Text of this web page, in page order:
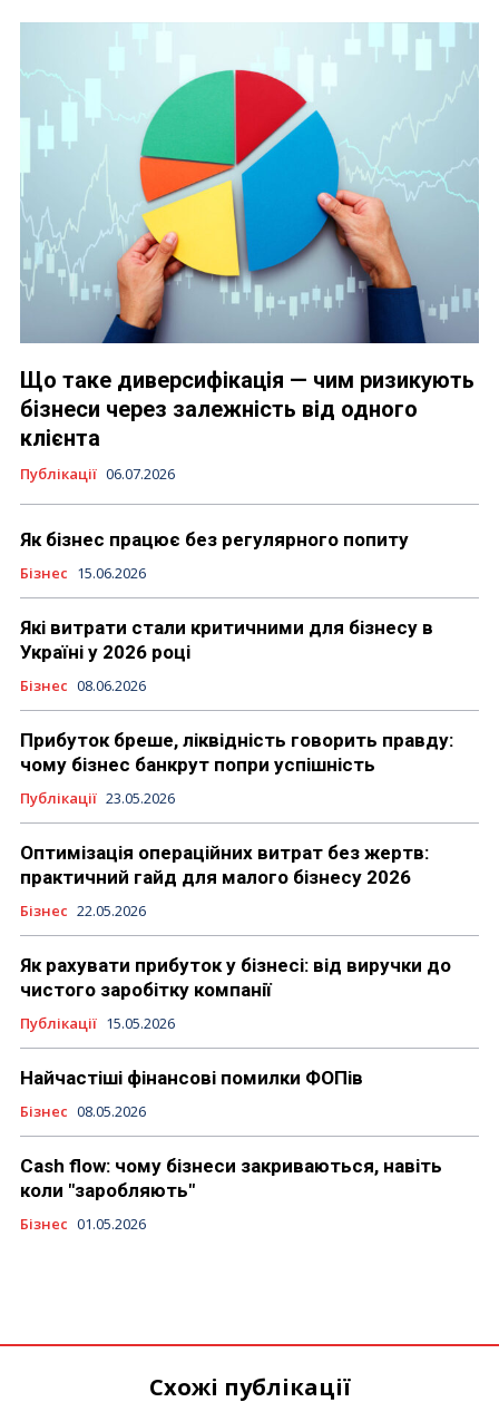
Що таке диверсифікація — чим ризикують
бізнеси через залежність від одного
клієнта
Публікації 06.07.2026
Як бізнес працює без регулярного попиту
Бізнес 15.06.2026
Які витрати стали критичними для бізнесу в
Україні у 2026 році
Бізнес 08.06.2026
Прибуток бреше, ліквідність говорить правду:
чому бізнес банкрут попри успішність
Публікації 23.05.2026
Оптимізація операційних витрат без жертв:
практичний гайд для малого бізнесу 2026
Бізнес 22.05.2026
Як рахувати прибуток у бізнесі: від виручки до
чистого заробітку компанії
Публікації 15.05.2026
Найчастіші фінансові помилки ФОПів
Бізнес 08.05.2026
Cash flow: чому бізнеси закриваються, навіть
коли "заробляють"
Бізнес 01.05.2026
Схожі публікації